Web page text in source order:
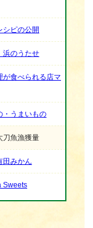
シピの公開
のうたせ
が食べられる店マ
・うまいもの
刀魚漁獲量
田みかん
Sweets